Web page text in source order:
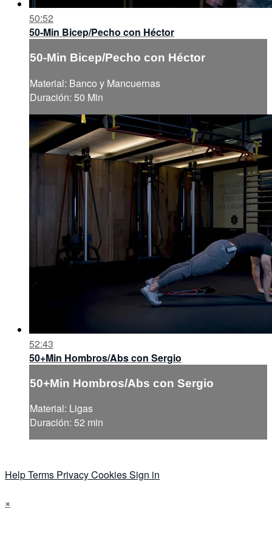
50:52
50-Min Bicep/Pecho con Héctor
50-Min Bicep/Pecho con Héctor
Material: Banco y Mancuernas
Duración: 50 Min
52:43
50+Min Hombros/Abs con Sergio
50+Min Hombros/Abs con Sergio
Material: Ligas
Duración: 52 min
HelpTerms PrivacyCookiesSign in
×